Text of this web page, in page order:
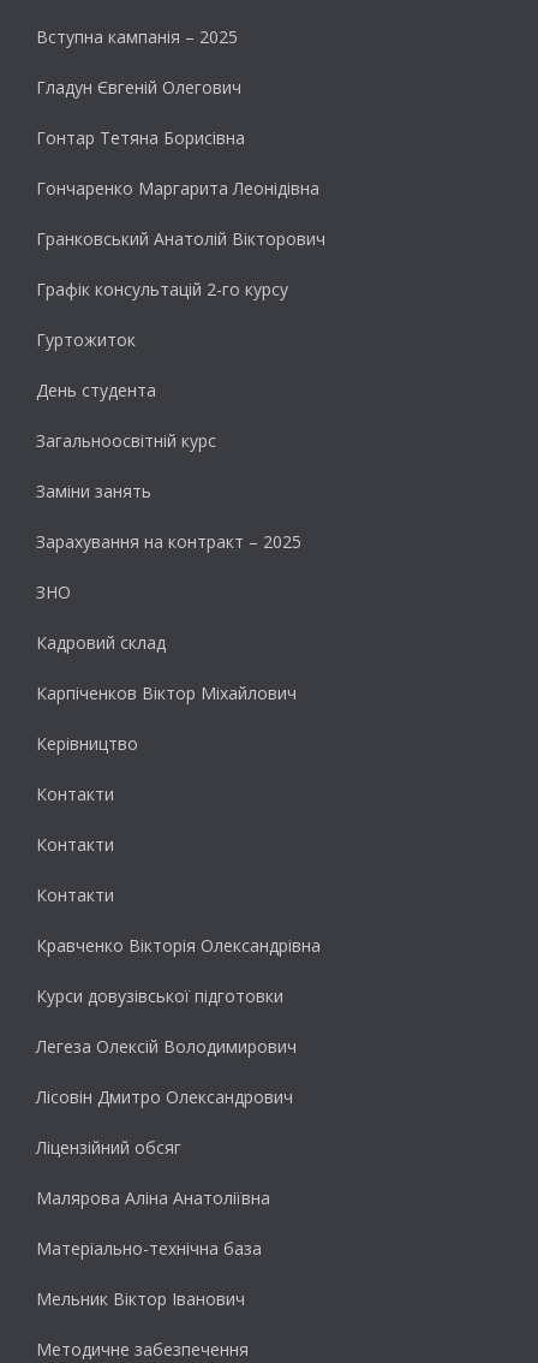
Вступна кампанія – 2025
Гладун Євгеній Олегович
Гонтар Тетяна Борисівна
Гончаренко Маргарита Леонідівна
Гранковський Анатолій Вікторович
Графік консультацій 2-го курсу
Гуртожиток
День студента
Загальноосвітній курс
Заміни занять
Зарахування на контракт – 2025
ЗНО
Кадровий склад
Карпіченков Віктор Міхайлович
Керівництво
Контакти
Контакти
Контакти
Кравченко Вікторія Олександрівна
Курси довузівської підготовки
Легеза Олексій Володимирович
Лісовін Дмитро Олександрович
Ліцензійний обсяг
Малярова Аліна Анатоліївна
Матеріально-технічна база
Мельник Віктор Іванович
Методичне забезпечення